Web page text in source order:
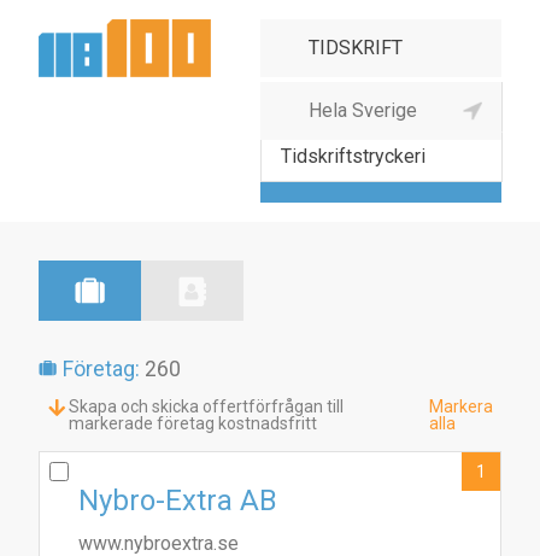
Tidskriftsförlag
Tidskriftstryckeri
Företag: 260
Skapa och skicka offertförfrågan till
markerade företag kostnadsfritt
Markera
alla
Nybro-Extra AB
www.nybroextra.se
1